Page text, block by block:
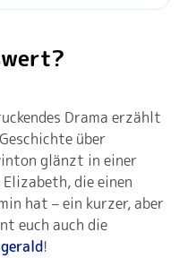
Drama erzählt
über
glänzt in einer
die einen
hat – ein kurzer, aber
euch auch die
!